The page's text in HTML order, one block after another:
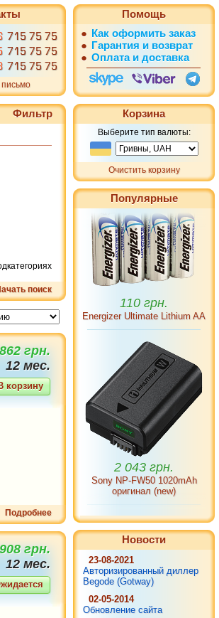
письмо
Помощь
● Как оформить заказ
● Гарантия и возврат
● Оплата и доставка
Фильтр
поиск
грн.
12 мес.
корзину
Подробнее
908 грн.
12 мес.
Корзина
Выберите тип валюты:
Очистить корзину
Популярные
110 грн.
Energizer Ultimate Lithium AA
2 043 грн.
Sony NP-FW50 1020mAh
оригинал (new)
Новости
23-08-2021
Авторизированный диллер
Begode (Gotway)
02-05-2014
Обновление сайта